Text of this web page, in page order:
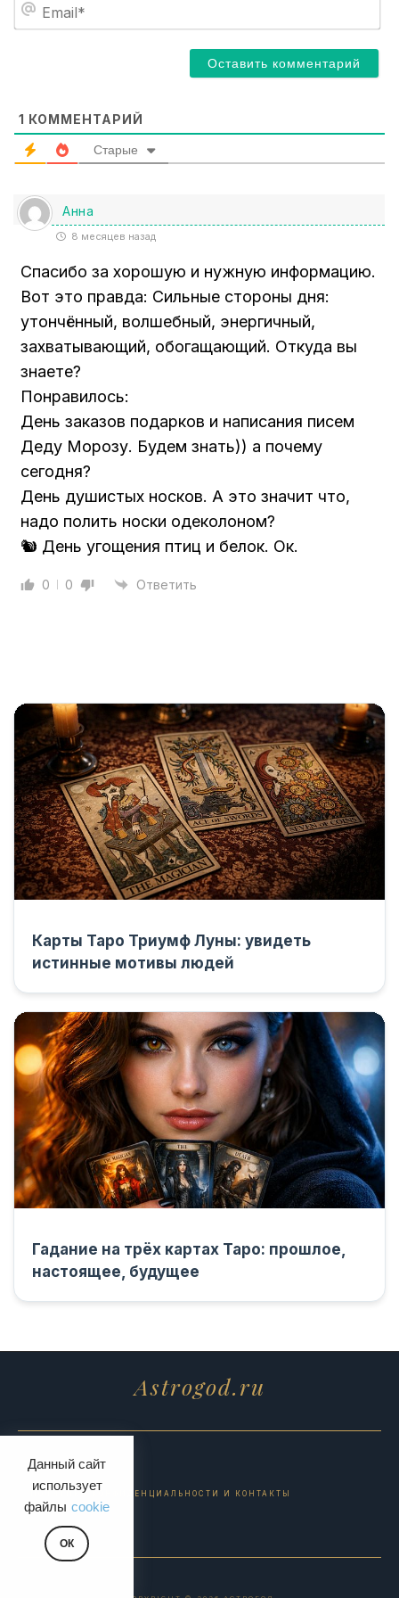
Данный сайт
использует
файлы cookie
ОК
1 КОММЕНТАРИЙ
Старые
Анна
8 месяцев назад
Спасибо за хорошую и нужную информацию.
Вот это правда: Сильные стороны дня:
утончённый, волшебный, энергичный,
захватывающий, обогащающий. Откуда вы
знаете?
Понравилось:
День заказов подарков и написания писем
Деду Морозу. Будем знать)) а почему
сегодня?
День душистых носков. А это значит что,
надо полить носки одеколоном?
🐿️ День угощения птиц и белок. Ок.
0 0 Ответить
Карты Таро Триумф Луны: увидеть
истинные мотивы людей
Гадание на трёх картах Таро: прошлое,
настоящее, будущее
Astrogod.ru
ПОЛИТИКА КОНФИДЕНЦИАЛЬНОСТИ И КОНТАКТЫ